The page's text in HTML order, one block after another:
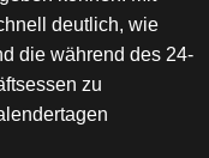
deutlich, wie
die während des 24-
zu